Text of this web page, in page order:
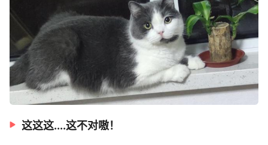
这这这....这不对嗷！